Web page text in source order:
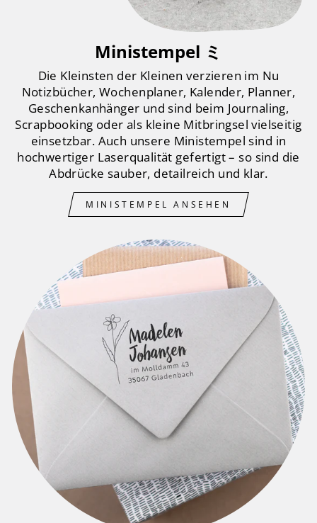
Ministempel ミ
Die Kleinsten der Kleinen verzieren im Nu
Notizbücher, Wochenplaner, Kalender, Planner,
Geschenkanhänger und sind beim Journaling,
Scrapbooking oder als kleine Mitbringsel vielseitig
einsetzbar. Auch unsere Ministempel sind in
hochwertiger Laserqualität gefertigt – so sind die
Abdrücke sauber, detailreich und klar.
MINISTEMPEL ANSEHEN